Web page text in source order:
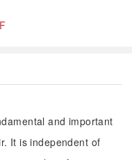
and important
It is independent of